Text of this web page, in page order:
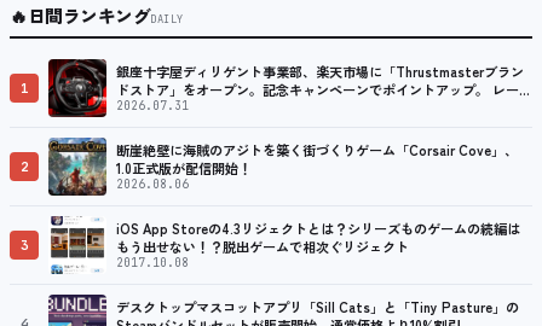
🔥日間ランキングDAILY
1
銀座十字屋ディリゲント事業部、楽天市場に「Thrustmasterブラン
ドストア」をオープン。記念キャンペーンでポイントアップ。 レーシ
ング／フライトシム向けコントローラーを中心に、幅広くラインナッ
2026.07.31
2
断崖絶壁に海賊のアジトを築く街づくりゲーム「Corsair Cove」、
1.0正式版が配信開始！
2026.08.06
3
iOS App Storeの4.3リジェクトとは？シリーズものゲームの続編は
もう出せない！？脱出ゲームで相次ぐリジェクト
2017.10.08
デスクトップマスコットアプリ「Sill Cats」と「Tiny Pasture」の